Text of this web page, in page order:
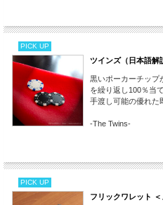
PICK UP
ツインズ（日本語解
黒いポーカーチップ
を繰り返し100％当
手渡し可能の優れた
-The Twins-
PICK UP
フリックワレット